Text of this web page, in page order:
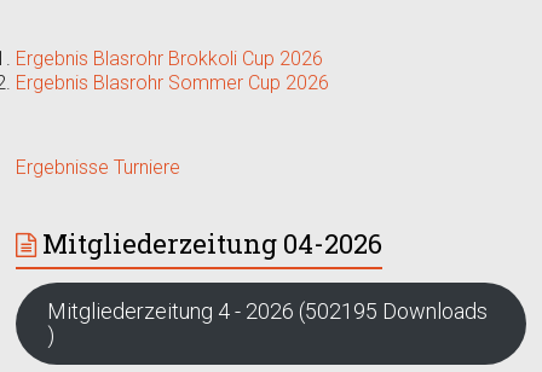
Ergebnis Blasrohr Brokkoli Cup 2026
Ergebnis Blasrohr Sommer Cup 2026
Ergebnisse Turniere
Mitgliederzeitung 04-2026
Mitgliederzeitung 4 - 2026 (502195 Downloads
)